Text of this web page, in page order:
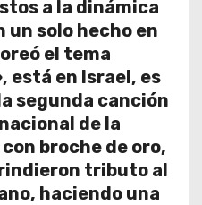
a la dinámica
solo hecho en
el tema
está en Israel, es
segunda canción
de la
broche de oro,
tributo al
haciendo una